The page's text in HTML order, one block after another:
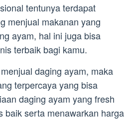
tentunya terdapat
menjual makanan yang
ayam, hal ini juga bisa
terbaik bagi kamu.
daging ayam, maka
terpercaya yang bisa
daging ayam yang fresh
baik serta menawarkan harga